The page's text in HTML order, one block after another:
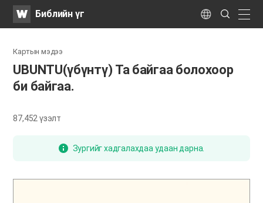
WATVБиблийн үг Language
Search
Submit
Картын мэдээ
UBUNTU(үбүнтү) Та байгаа болохоор
би байгаа.
87,452үзэлт
Зургийг хадгалахдаа удаан дарна.